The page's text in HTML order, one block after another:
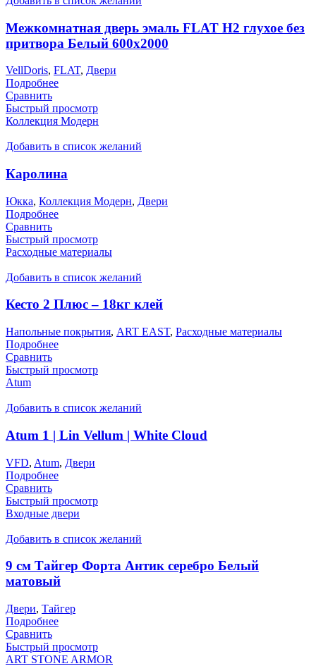
Межкомнатная дверь эмаль FLAT H2 глухое без
притвора Белый 600х2000
VellDoris, FLAT, Двери
Подробнее
Сравнить
Быстрый просмотр
Коллекция Модерн
Добавить в список желаний
Каролина
Юкка, Коллекция Модерн, Двери
Подробнее
Сравнить
Быстрый просмотр
Расходные материалы
Добавить в список желаний
Кесто 2 Плюс – 18кг клей
Напольные покрытия, ART EAST, Расходные материалы
Подробнее
Сравнить
Быстрый просмотр
Atum
Добавить в список желаний
Atum 1 | Lin Vellum | White Cloud
VFD, Atum, Двери
Подробнее
Сравнить
Быстрый просмотр
Входные двери
Добавить в список желаний
9 см Тайгер Форта Антик серебро Белый
матовый
Двери, Тайгер
Подробнее
Сравнить
Быстрый просмотр
ART STONE ARMOR